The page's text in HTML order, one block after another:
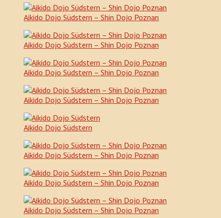
Aikido Dojo Südstern – Shin Dojo Poznan
Aikido Dojo Südstern – Shin Dojo Poznan
Aikido Dojo Südstern – Shin Dojo Poznan
Aikido Dojo Südstern – Shin Dojo Poznan
Aikido Dojo Südstern
Aikido Dojo Südstern – Shin Dojo Poznan
Aikido Dojo Südstern – Shin Dojo Poznan
Aikido Dojo Südstern – Shin Dojo Poznan